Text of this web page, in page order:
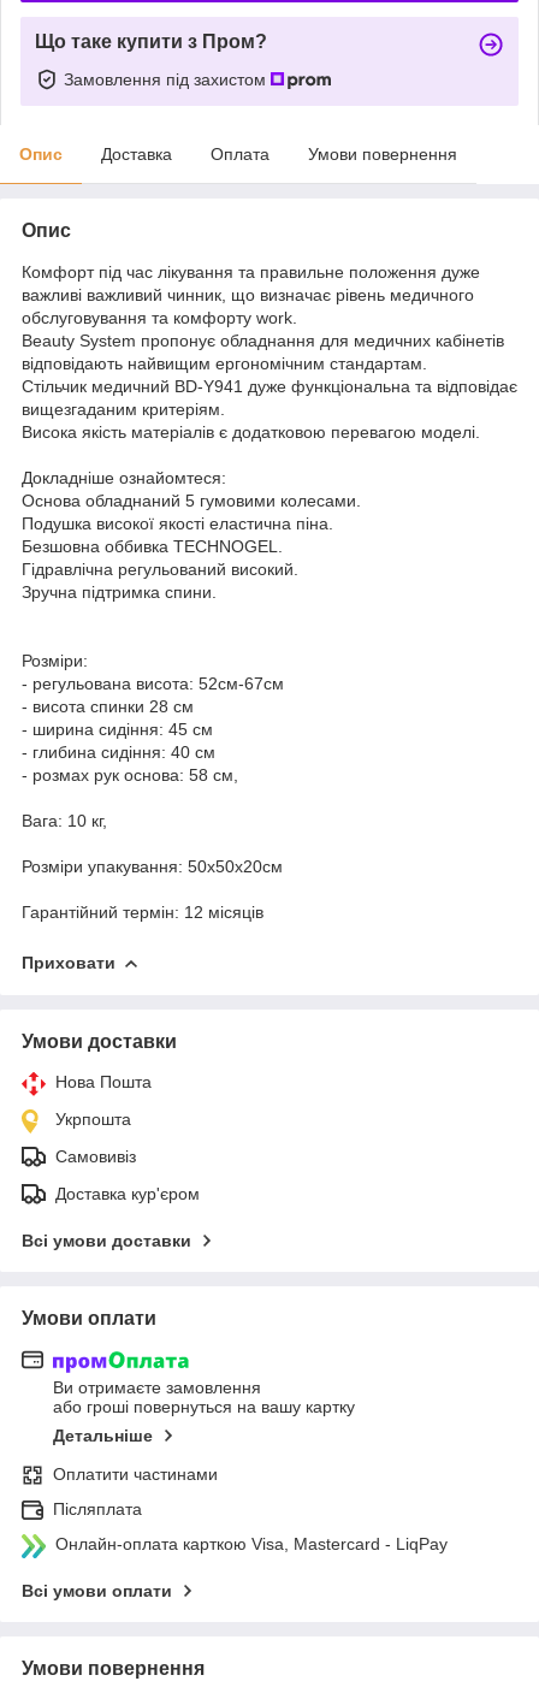
Що таке купити з Пром?
Замовлення під захистом
Опис Доставка Оплата Умови повернення
Опис
Комфорт під час лікування та правильне положення дуже
важливі важливий чинник, що визначає рівень медичного
обслуговування та комфорту work.
Beauty System пропонує обладнання для медичних кабінетів
відповідають найвищим ергономічним стандартам.
Стільчик медичний BD-Y941 дуже функціональна та відповідає
вищезгаданим критеріям.
Висока якість матеріалів є додатковою перевагою моделі.
Докладніше ознайомтеся:
Основа обладнаний 5 гумовими колесами.
Подушка високої якості еластична піна.
Безшовна оббивка TECHNOGEL.
Гідравлічна регульований високий.
Зручна підтримка спини.
Розміри:
- регульована висота: 52см-67см
- висота спинки 28 см
- ширина сидіння: 45 см
- глибина сидіння: 40 см
- розмах рук основа: 58 см,
Вага: 10 кг,
Розміри упакування: 50x50x20см
Гарантійний термін: 12 місяців
Приховати
Умови доставки
Нова Пошта
Укрпошта
Самовивіз
Доставка кур'єром
Всі умови доставки
Умови оплати
Ви отримаєте замовлення
або гроші повернуться на вашу картку
Детальніше
Оплатити частинами
Післяплата
Онлайн-оплата карткою Visa, Mastercard - LiqPay
Всі умови оплати
Умови повернення